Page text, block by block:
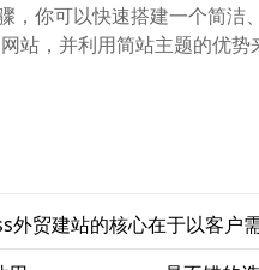
，你可以快速搭建一个简洁
站，并利用简站主题的优势
外贸建站的核心在于以客户